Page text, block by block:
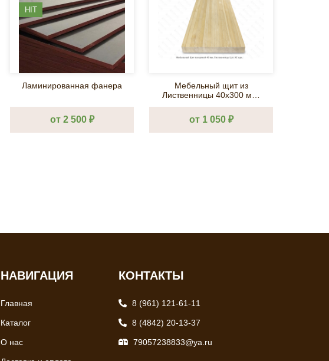
HIT
Ламинированная фанера
от 2 500 ₽
Мебельный щит из
Лиственницы 40х300 мм.
от 1 050 ₽
НАВИГАЦИЯ
Главная
Каталог
О нас
КОНТАКТЫ
8 (961) 121-61-11
8 (4842) 20-13-37
79057238833@ya.ru